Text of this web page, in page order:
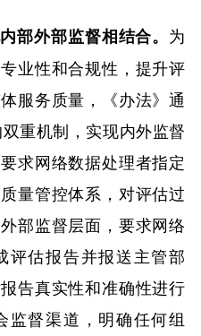
部外部监督相结合。 为
业性和合规性，提升评
服务质量，《办法》通
重机制，实现内外监督
求网络数据处理者指定
量管控体系，对评估过
部监督层面，要求网络
评估报告并报送主管部
告真实性和准确性进行
监督渠道，明确任何组